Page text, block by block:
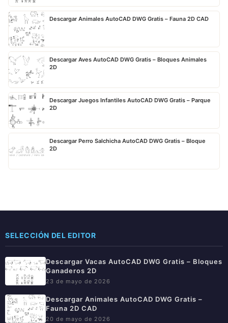
Descargar Animales AutoCAD DWG Gratis – Fauna 2D CAD
Descargar Aves AutoCAD DWG Gratis – Bloques Animales
2D
Descargar Juegos Infantiles AutoCAD DWG Gratis – Parque
2D
Descargar Perro Salchicha AutoCAD DWG Gratis – Bloque
2D
SELECCIÓN DEL EDITOR
Descargar Vacas AutoCAD DWG Gratis – Bloques
Ganaderos 2D
23 de mayo de 2026
Descargar Animales AutoCAD DWG Gratis –
Fauna 2D CAD
20 de mayo de 2026